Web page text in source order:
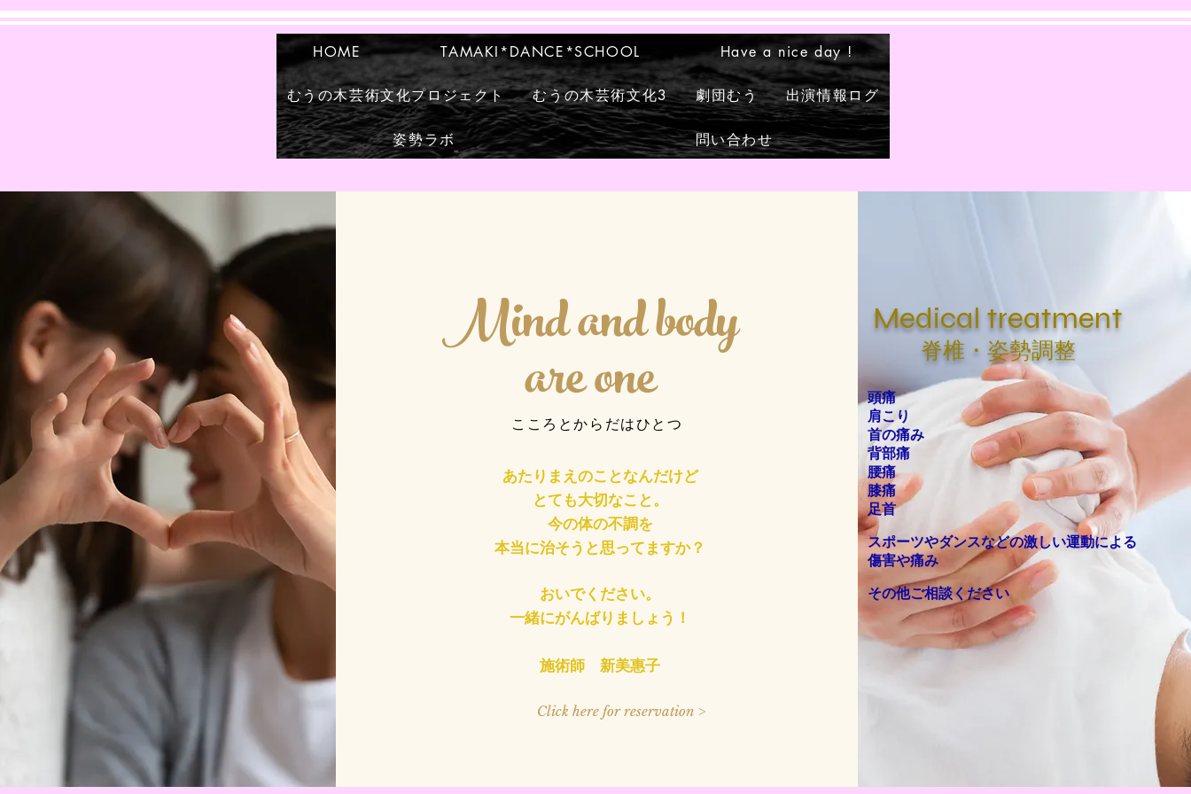
HOME TAMAKI*DANCE*SCHOOL Have a nice day !
むうの木芸術文化プロジェクト むうの木芸術文化3 劇団むう 出演情報ログ
姿勢ラボ 問い合わせ
Mind and body
are one
​こころとからだはひとつ
あたりまえのことなんだけど
とても大切なこと。
今の体の不調を
本当に治そうと思ってますか？
おいでください。
一緒にがんばりましょう！
​施術師 新美惠子
Click here for reservation >
Medical treatment
​​脊椎・姿勢調整
頭痛
肩こり
首の痛み
背部痛
腰痛
膝痛
足首
スポーツやダンスなどの激しい運動による
傷害や痛み
その他ご相談ください